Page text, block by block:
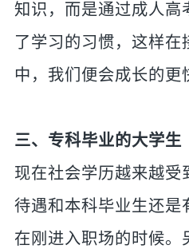
知识，而是通过成人高
了学习的习惯，这样在
中，我们便会成长的更
三、专科毕业的大学生
现在社会学历越来越受
待遇和本科毕业生还是
在刚进入职场的时候。